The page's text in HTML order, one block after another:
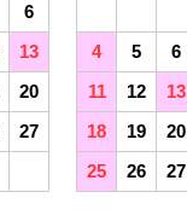
6
13
20
27
4
5 6
11
12 13
18
19 20
25
26 27